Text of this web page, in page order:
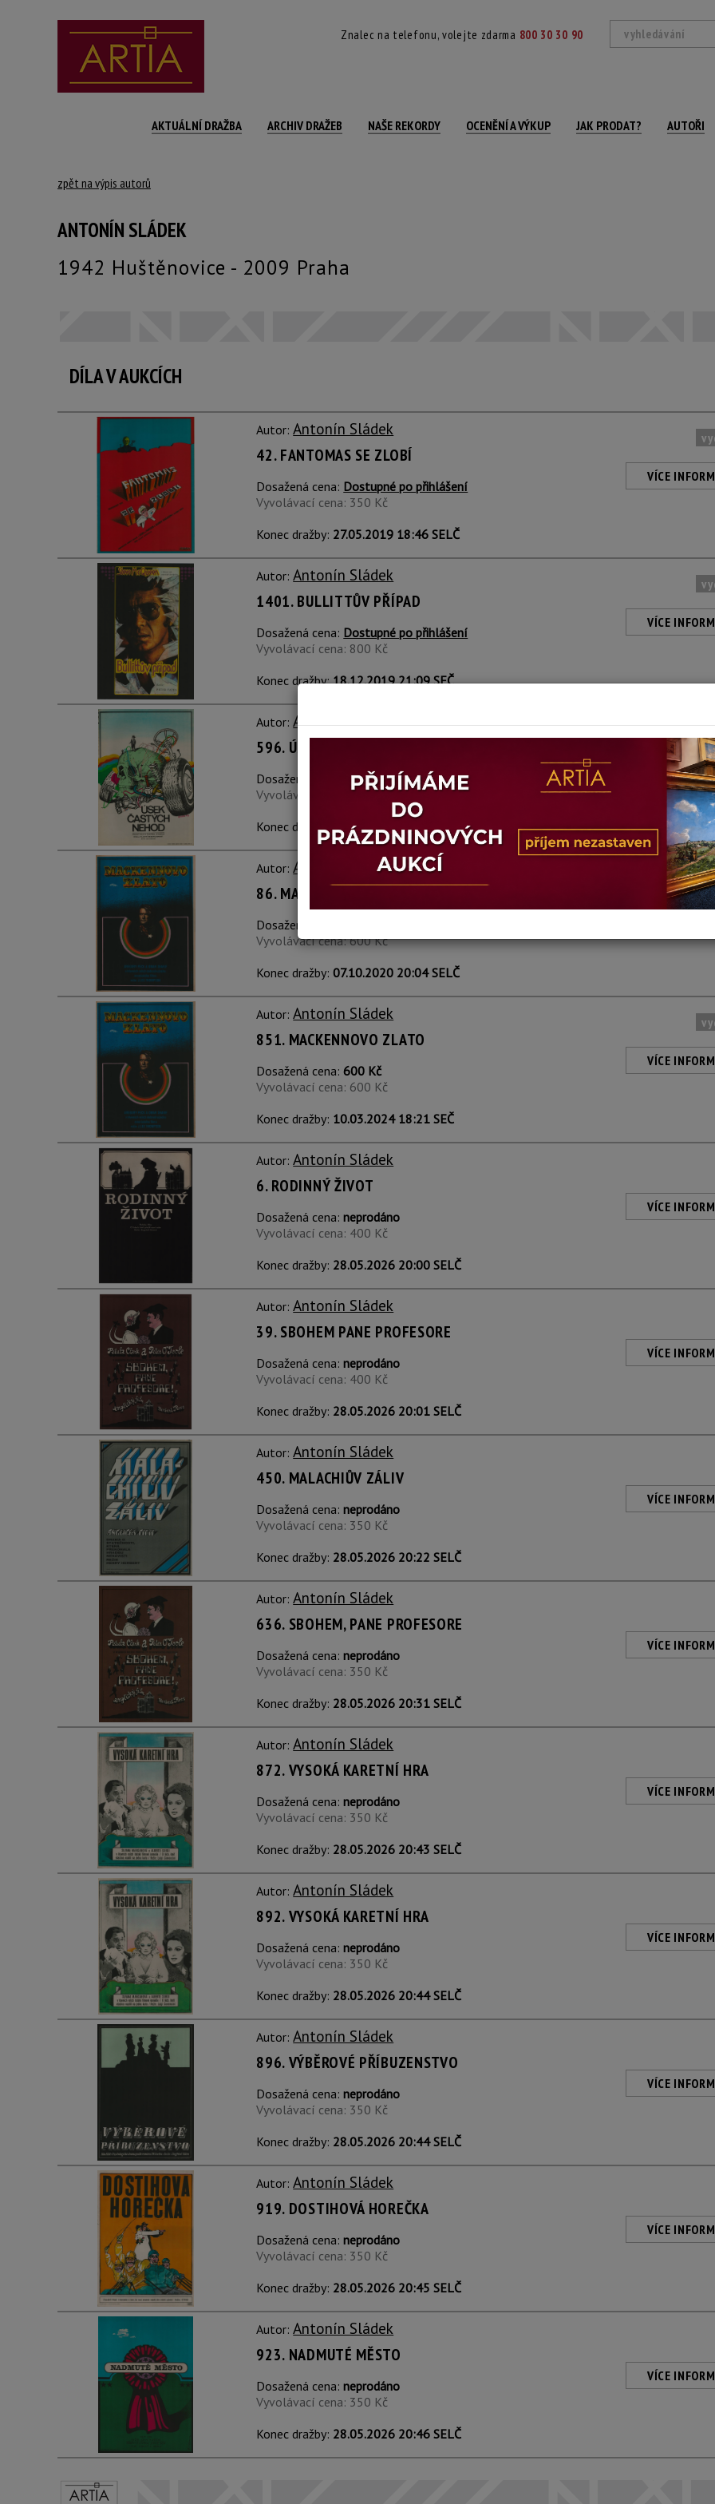
Znalec na telefonu, volejte zdarma 800 30 30 90
AKTUÁLNÍ DRAŽBA ARCHIV DRAŽEB NAŠE REKORDY OCENĚNÍ A VÝKUP JAK PRODAT? AUTOŘI
zpět na výpis autorů
ANTONÍN SLÁDEK
1942 Huštěnovice - 2009 Praha
DÍLA V AUKCÍCH
Autor:Antonín Sládek
42. FANTOMAS SE ZLOBÍ
Dosažená cena: Dostupné po přihlášení
Vyvolávací cena: 350 Kč
Konec dražby: 27.05.2019 18:46 SELČ
VÍCE
Autor:Antonín Sládek
1401. BULLITTŮV PŘÍPAD
Dosažená cena: Dostupné po přihlášení
Vyvolávací cena: 800 Kč
Konec dražby:18.12.2019 21:09 SEČ
VÍCE
Autor:Antonín Sládek
596. ÚSEK ČASTÝCH NEHOD
Dosažená cena:
Dostupné po přihlášení
Vyvolávací cena: 350 Kč
Konec dražby:03.02.2020 20:29 SEČ
VÍCE
Autor:Antonín Sládek
86. MACKENNOVO ZLATO
Dosažená cena:
Vyvolávací cena: 600 Kč
Konec dražby:07.10.2020 20:04 SELČ
VÍCE
Autor:Antonín Sládek
851. MACKENNOVO ZLATO
Dosažená cena:600 Kč
Vyvolávací cena: 600 Kč
Konec dražby: 10.03.2024 18:21 SEČ
VÍCE
Autor:Antonín Sládek
6. RODINNÝ ŽIVOT
Dosažená cena:neprodáno
Vyvolávací cena: 400 Kč
Konec dražby: 28.05.2026 20:00 SELČ
VÍCE
Autor:Antonín Sládek
39. SBOHEM PANE PROFESORE
Dosažená cena:neprodáno
Vyvolávací cena: 400 Kč
Konec dražby: 28.05.2026 20:01 SELČ
VÍCE
Autor:Antonín Sládek
450. MALACHIŮV ZÁLIV
Dosažená cena:neprodáno
Vyvolávací cena: 350 Kč
Konec dražby: 28.05.2026 20:22 SELČ
VÍCE
Autor:Antonín Sládek
636. SBOHEM, PANE PROFESORE
Dosažená cena:neprodáno
Vyvolávací cena: 350 Kč
Konec dražby: 28.05.2026 20:31 SELČ
VÍCE
Autor:Antonín Sládek
872. VYSOKÁ KARETNÍ HRA
Dosažená cena:neprodáno
Vyvolávací cena: 350 Kč
Konec dražby: 28.05.2026 20:43 SELČ
VÍCE
Autor:Antonín Sládek
892. VYSOKÁ KARETNÍ HRA
Dosažená cena:neprodáno
Vyvolávací cena: 350 Kč
Konec dražby: 28.05.2026 20:44 SELČ
VÍCE
Autor:Antonín Sládek
896. VÝBĚROVÉ PŘÍBUZENSTVO
Dosažená cena:neprodáno
Vyvolávací cena: 350 Kč
Konec dražby: 28.05.2026 20:44 SELČ
VÍCE
Autor:Antonín Sládek
919. DOSTIHOVÁ HOREČKA
Dosažená cena:neprodáno
Vyvolávací cena: 350 Kč
Konec dražby: 28.05.2026 20:45 SELČ
VÍCE
Autor:Antonín Sládek
923. NADMUTÉ MĚSTO
Dosažená cena:neprodáno
Vyvolávací cena: 350 Kč
Konec dražby: 28.05.2026 20:46 SELČ
VÍCE